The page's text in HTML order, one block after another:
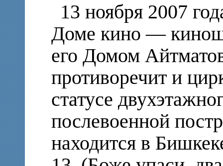
13 ноября 2007
Доме кино —
его Домом
противоречит и
статусе
послевоенной
находится в